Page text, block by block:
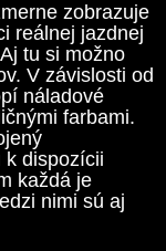
zobrazuje
reálnej jazdnej
tu si možno
V závislosti od
náladové
farbami.
k dispozícii
každá je
nimi sú aj